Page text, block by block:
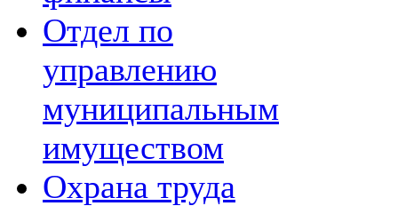
Отдел по
управлению
муниципальным
имуществом
Охрана труда